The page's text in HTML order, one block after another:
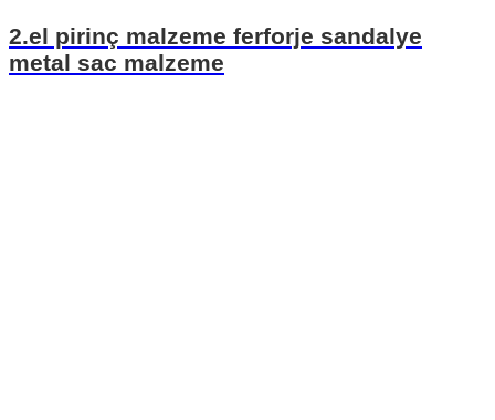
2.el pirinç malzeme ferforje sandalye
metal sac malzeme